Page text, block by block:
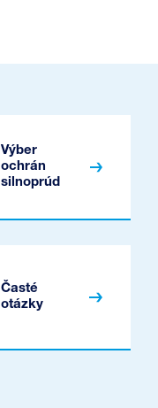
Výber
ochrán
silnoprúd
Časté
otázky